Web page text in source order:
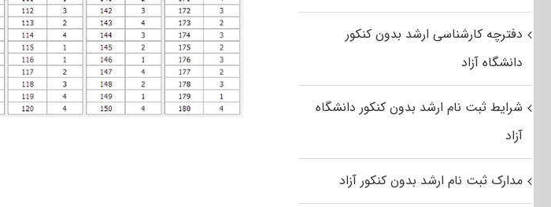
دفترچه کارشناسی ارشد بدون کنکور
دانشگاه آزاد
شرایط ثبت نام ارشد بدون کنکور دانشگاه
آزاد
مدارک ثبت نام ارشد بدون کنکور آزاد